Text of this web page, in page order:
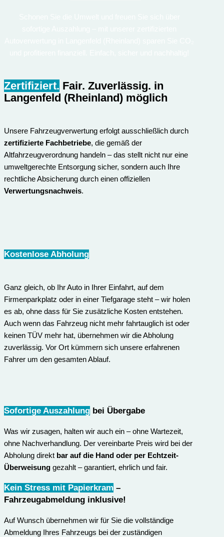
Zertifiziert. Fair. Zuverlässig. in
Langenfeld (Rheinland) möglich
Unsere Fahrzeugverwertung erfolgt ausschließlich durch
zertifizierte Fachbetriebe, die gemäß der
Altfahrzeugverordnung handeln – das stellt nicht nur eine
umweltgerechte Entsorgung sicher, sondern auch Ihre
rechtliche Absicherung durch einen offiziellen
Verwertungsnachweis.
Kostenlose Abholung
Ganz gleich, ob Ihr Auto in Ihrer Einfahrt, auf dem
Firmenparkplatz oder in einer Tiefgarage steht – wir holen
es ab, ohne dass für Sie zusätzliche Kosten entstehen.
Auch wenn das Fahrzeug nicht mehr fahrtauglich ist oder
keinen TÜV mehr hat, übernehmen wir die Abholung
zuverlässig. Vor Ort kümmern sich unsere erfahrenen
Fahrer um den gesamten Ablauf.
Sofortige Auszahlung bei Übergabe
Was wir zusagen, halten wir auch ein – ohne Wartezeit,
ohne Nachverhandlung. Der vereinbarte Preis wird bei der
Abholung direkt bar auf die Hand oder per Echtzeit-
Überweisung gezahlt – garantiert, ehrlich und fair.
Kein Stress mit Papierkram –
Fahrzeugabmeldung inklusive!
Auf Wunsch übernehmen wir für Sie die vollständige
Abmeldung Ihres Fahrzeugs bei der zuständigen